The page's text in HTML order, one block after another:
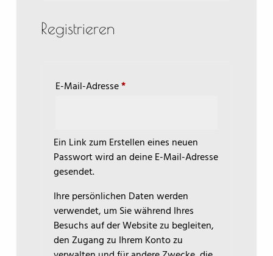
t
e
Registrieren
E-Mail-Adresse*Erforderlich
Ein Link zum Erstellen eines neuen
Passwort wird an deine E-Mail-Adresse
gesendet.
Ihre persönlichen Daten werden
verwendet, um Sie während Ihres
Besuchs auf der Website zu begleiten,
den Zugang zu Ihrem Konto zu